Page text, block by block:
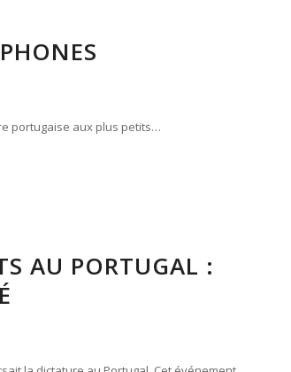
portugaise aux plus petits…
AU PORTUGAL :